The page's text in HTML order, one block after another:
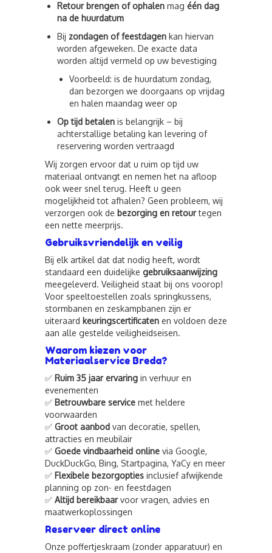
Retour brengen of ophalen mag één dag
na de huurdatum
Bij zondagen of feestdagen kan hiervan
worden afgeweken. De exacte data
worden altijd vermeld op uw bevestiging
Voorbeeld: is de huurdatum zondag,
dan bezorgen we doorgaans op vrijdag
en halen maandag weer op
Op tijd betalen is belangrijk – bij
achterstallige betaling kan levering of
reservering worden vertraagd
Wij zorgen ervoor dat u ruim op tijd uw
materiaal ontvangt en nemen het na afloop
ook weer snel terug. Heeft u geen
mogelijkheid tot afhalen? Geen probleem, wij
verzorgen ook de bezorging en retourtegen
een nette meerprijs.
Gebruiksvriendelijk en veilig
Bij elk artikel dat dat nodig heeft, wordt
standaard een duidelijke gebruiksaanwijzing
meegeleverd. Veiligheid staat bij ons voorop!
Voor speeltoestellen zoals springkussens,
stormbanen en zeskampbanen zijn er
uiteraard keuringscertificaten en voldoen deze
aan alle gestelde veiligheidseisen.
Waarom kiezen voor
Materiaalservice Breda?
✅ Ruim 35 jaar ervaring in verhuur en
evenementen
✅ Betrouwbare service met heldere
voorwaarden
✅ Groot aanbod van decoratie, spellen,
attracties en meubilair
✅ Goede vindbaarheid online via Google,
DuckDuckGo, Bing, Startpagina, YaCy en meer
✅ Flexibele bezorgopties inclusief afwijkende
planning op zon- en feestdagen
✅ Altijd bereikbaarvoor vragen, advies en
maatwerkoplossingen
Reserveer direct online
Onze poffertjeskraam (zonder apparatuur) en